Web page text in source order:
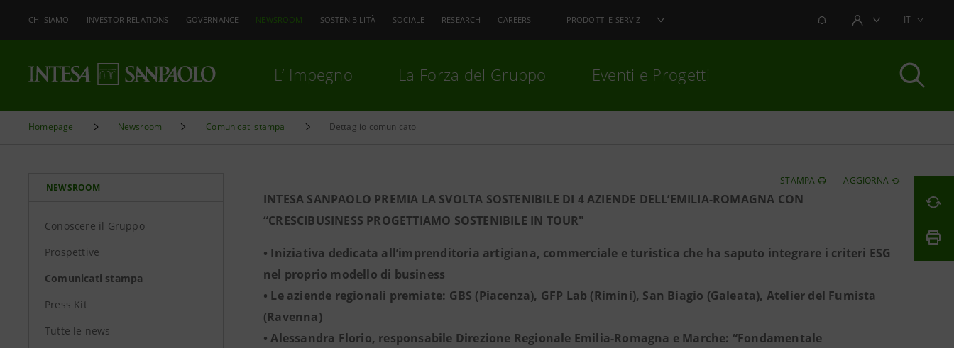
CHI SIAMO INVESTOR RELATIONS GOVERNANCE NEWSROOM SOSTENIBILITÀ SOCIALE RESEARCH CAREERS PRODOTTI E SERVIZI NOTIFICHEAREA UTENTEIT
L’ Impegno La Forza del Gruppo Eventi e Progetti
Homepage Newsroom Comunicati stampa Dettaglio comunicato
NEWSROOM
Conoscere il Gruppo
Prospettive
Comunicati stampa
Press Kit
Tutte le news
STAMPA AGGIORNA
INTESA SANPAOLO PREMIA LA SVOLTA SOSTENIBILE DI 4 AZIENDE DELL’EMILIA-ROMAGNA CON
“CRESCIBUSINESS PROGETTIAMO SOSTENIBILE IN TOUR"
• Iniziativa dedicata all’imprenditoria artigiana, commerciale e turistica che ha saputo integrare i criteri ESG
nel proprio modello di business
• Le aziende regionali premiate: GBS (Piacenza), GFP Lab (Rimini), San Biagio (Galeata), Atelier del Fumista
(Ravenna)
• Alessandra Florio, responsabile Direzione Regionale Emilia-Romagna e Marche: “Fondamentale